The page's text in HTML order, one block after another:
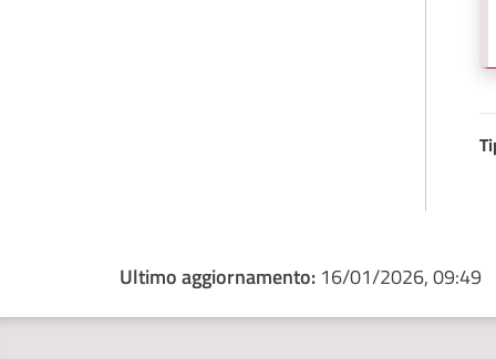
Ultimo aggiornamento: 16/01/2026, 09:49